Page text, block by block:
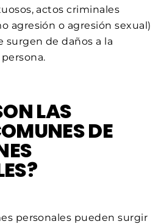
actos criminales
agresión o agresión sexual)
surgen de daños a la
LAS
DE
personales pueden surgir